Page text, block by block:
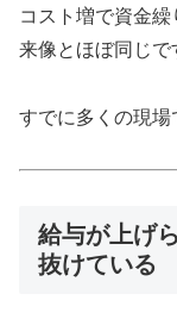
コスト増で資金
来像とほぼ同じで
すでに多くの現場
給与が上げ
抜けている